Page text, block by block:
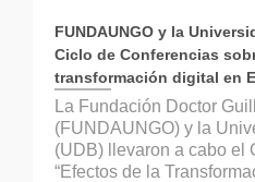
FUNDAUNGO y la
Ciclo de Conferencias
transformación digital en
La Fundación Doctor
(FUNDAUNGO) y la
(UDB) llevaron a cabo el
“Efectos de la